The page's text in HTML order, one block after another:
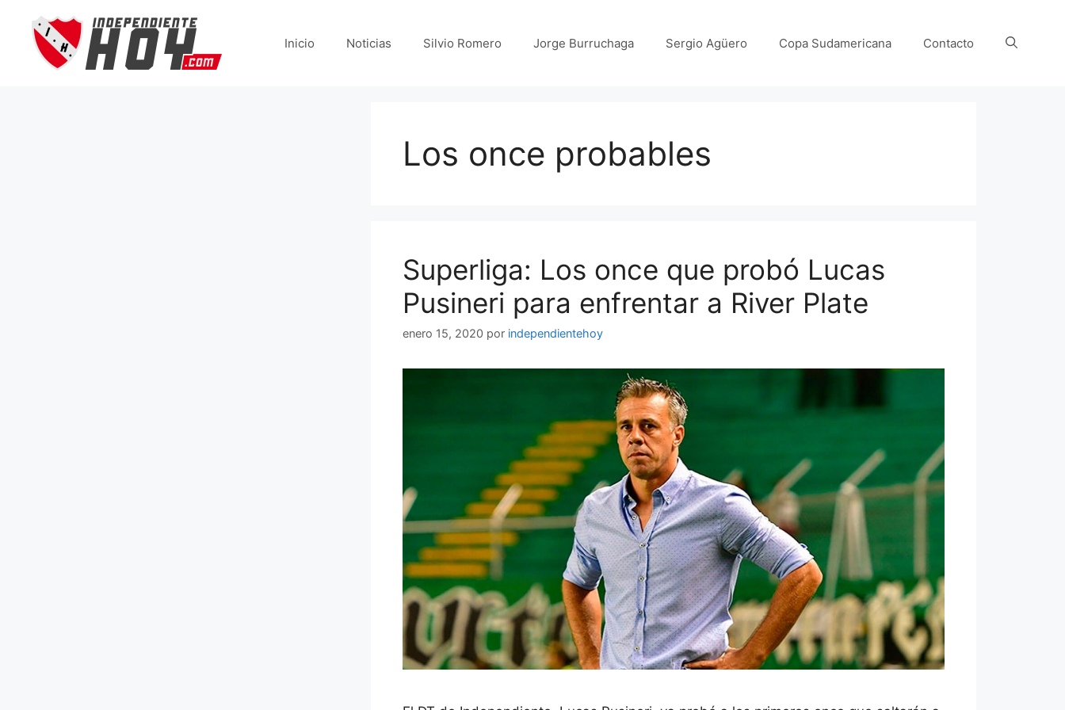
contenido
Inicio Noticias Silvio Romero Jorge Burruchaga Sergio Agüero Copa Sudamericana Contacto
Los once probables
Superliga: Los once que probó Lucas
Pusineri para enfrentar a River Plate
enero 15, 2020 por independientehoy